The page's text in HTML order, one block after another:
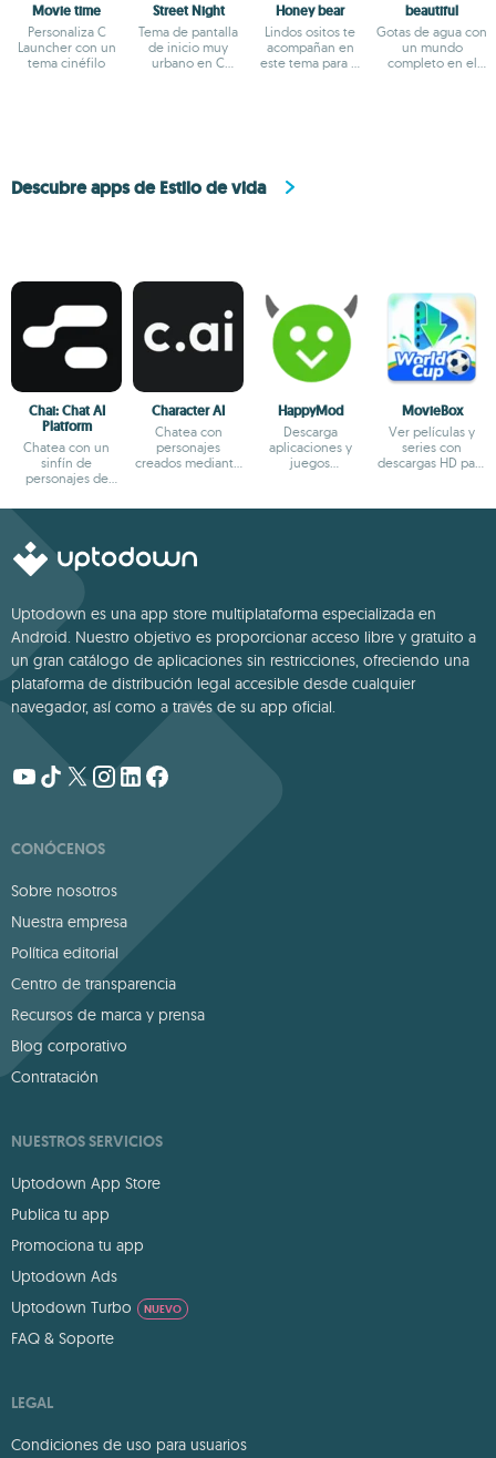
Movie time
Personaliza C
Launcher con un
tema cinéfilo
Street Night
Tema de pantalla
de inicio muy
urbano en C
Honey bear
Lindos ositos te
acompañan en
este tema para C
beautiful
Gotas de agua con
un mundo
completo en el
Descubre apps de Estilo de vida
Chai: Chat AI
Platform
Chatea con un
sinfín de
personajes de
Character AI
Chatea con
personajes
creados mediante
HappyMod
Descarga
aplicaciones y
juegos
MovieBox
Ver películas y
series con
descargas HD para
Uptodown es una app store multiplataforma especializada en
Android. Nuestro objetivo es proporcionar acceso libre y gratuito a
un gran catálogo de aplicaciones sin restricciones, ofreciendo una
plataforma de distribución legal accesible desde cualquier
navegador, así como a través de su app oficial.
CONÓCENOS
Sobre nosotros
Nuestra empresa
Política editorial
Centro de transparencia
Recursos de marca y prensa
Blog corporativo
Contratación
NUESTROS SERVICIOS
Uptodown App Store
Publica tu app
Promociona tu app
Uptodown Ads
Uptodown Turbo
NUEVO
FAQ & Soporte
LEGAL
Condiciones de uso para usuarios